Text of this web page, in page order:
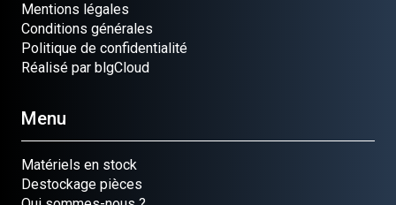
Mentions légales
Conditions générales
Politique de confidentialité
Réalisé par blgCloud
Menu
Matériels en stock
Destockage pièces